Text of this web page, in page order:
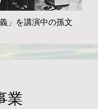
」を講演中の孫文
業